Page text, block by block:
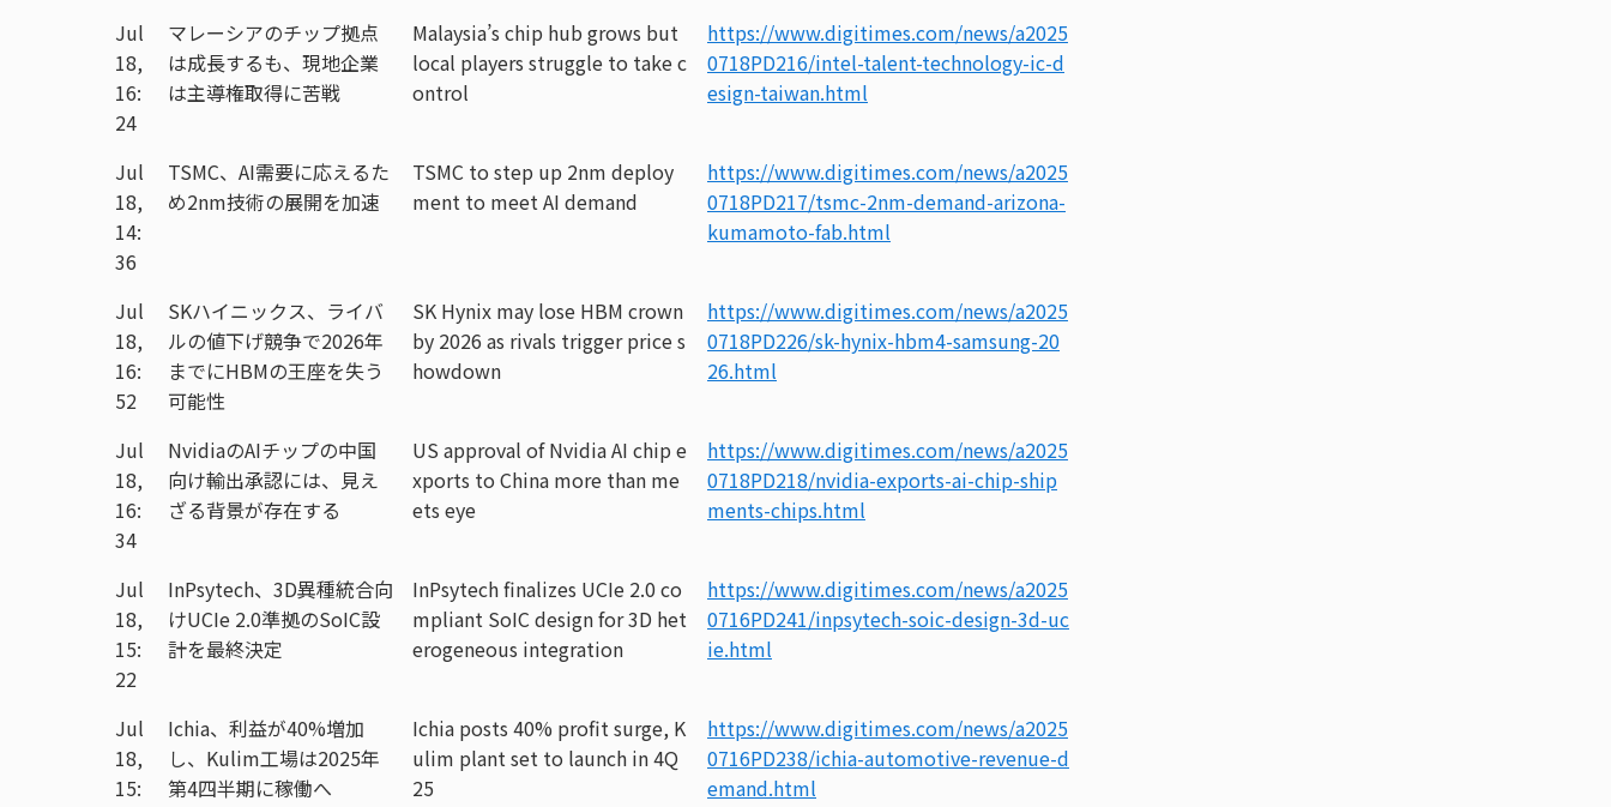
Jul
18,
16:
24
マレーシアのチップ拠点
は成長するも、現地企業
は主導権取得に苦戦
Malaysia’s chip hub grows but
local players struggle to take c
ontrol
https://www.digitimes.com/news/a2025
0718PD216/intel-talent-technology-ic-d
esign-taiwan.html
Jul
18,
14:
36
TSMC、AI需要に応えるた
め2nm技術の展開を加速
TSMC to step up 2nm deploy
ment to meet AI demand
https://www.digitimes.com/news/a2025
0718PD217/tsmc-2nm-demand-arizona-
kumamoto-fab.html
Jul
18,
16:
52
SKハイニックス、ライバ
ルの値下げ競争で2026年
までにHBMの王座を失う
可能性
SK Hynix may lose HBM crown
by 2026 as rivals trigger price s
howdown
https://www.digitimes.com/news/a2025
0718PD226/sk-hynix-hbm4-samsung-20
26.html
Jul
18,
16:
34
NvidiaのAIチップの中国
向け輸出承認には、見え
ざる背景が存在する
US approval of Nvidia AI chip e
xports to China more than me
ets eye
https://www.digitimes.com/news/a2025
0718PD218/nvidia-exports-ai-chip-ship
ments-chips.html
Jul
18,
15:
22
InPsytech、3D異種統合向
けUCIe 2.0準拠のSoIC設
計を最終決定
InPsytech finalizes UCIe 2.0 co
mpliant SoIC design for 3D het
erogeneous integration
https://www.digitimes.com/news/a2025
0716PD241/inpsytech-soic-design-3d-uc
ie.html
Jul
18,
15:
Ichia、利益が40%増加
し、Kulim工場は2025年
第4四半期に稼働へ
Ichia posts 40% profit surge, K
ulim plant set to launch in 4Q
25
https://www.digitimes.com/news/a2025
0716PD238/ichia-automotive-revenue-d
emand.html